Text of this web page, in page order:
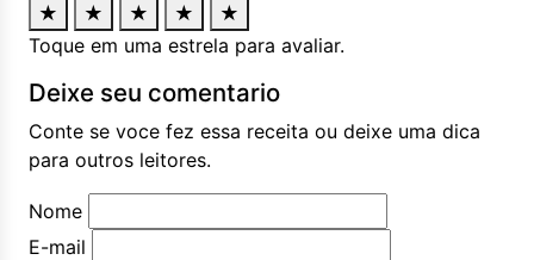
★
★ ★ ★
★
Toque em uma estrela para avaliar.
Deixe seu comentario
Conte se voce fez essa receita ou deixe uma dica
para outros leitores.
Nome
E-mail